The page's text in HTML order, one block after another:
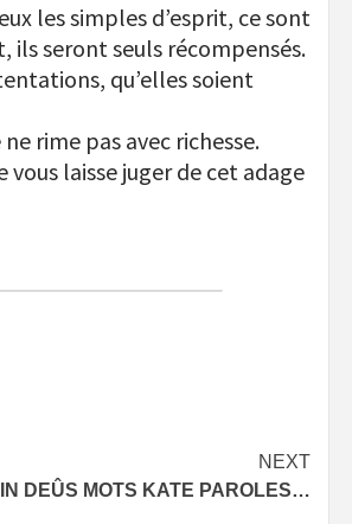
les simples d’esprit, ce sont
ils seront seuls récompensés.
qu’elles soient
rime pas avec richesse.
laisse juger de cet adage
NEXT
IN DEÛS MOTS KATE PAROLES…